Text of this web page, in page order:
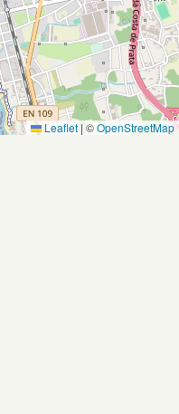
Leaflet | ©OpenStreetMap